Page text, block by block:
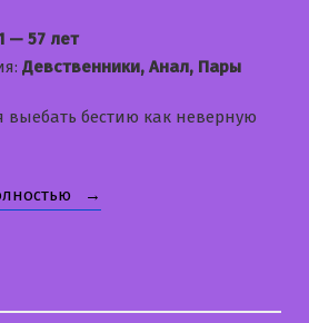
— 57 лет
Девственники, Анал, Пары
выебать бестию как неверную
«Людмила»